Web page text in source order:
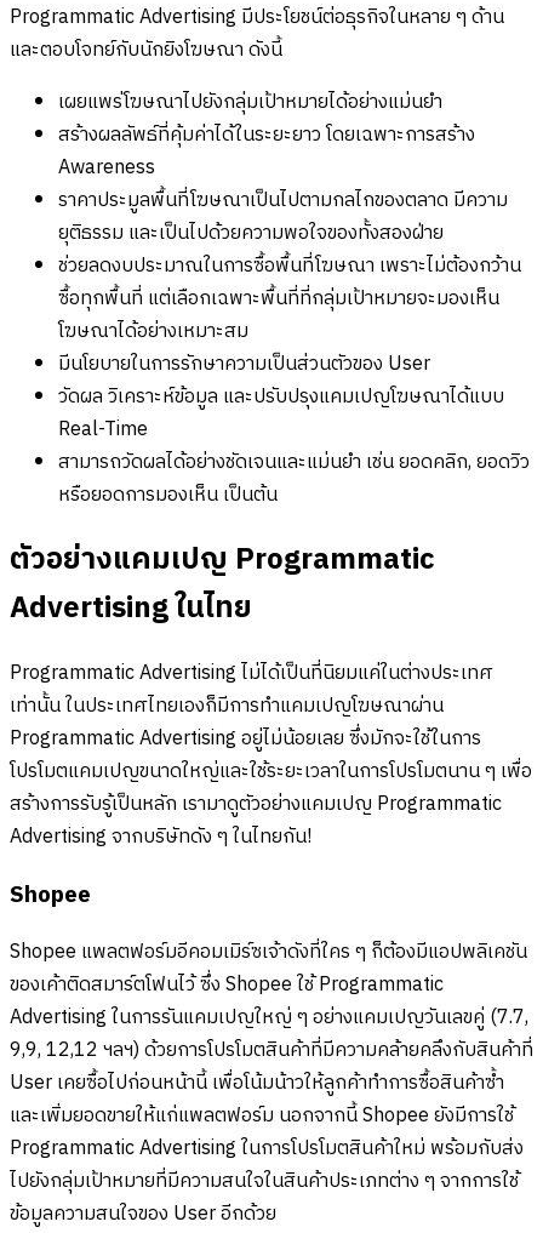
Programmatic Advertising มีประโยชน์ต่อธุรกิจในหลาย ๆ ด้าน
และตอบโจทย์กับนักยิงโฆษณา ดังนี้
เผยแพร่โฆษณาไปยังกลุ่มเป้าหมายได้อย่างแม่นยำ
สร้างผลลัพธ์ที่คุ้มค่าได้ในระยะยาว โดยเฉพาะการสร้าง
Awareness
ราคาประมูลพื้นที่โฆษณาเป็นไปตามกลไกของตลาด มีความ
ยุติธรรม และเป็นไปด้วยความพอใจของทั้งสองฝ่าย
ช่วยลดงบประมาณในการซื้อพื้นที่โฆษณา เพราะไม่ต้องกว้าน
ซื้อทุกพื้นที่ แต่เลือกเฉพาะพื้นที่ที่กลุ่มเป้าหมายจะมองเห็น
โฆษณาได้อย่างเหมาะสม
มีนโยบายในการรักษาความเป็นส่วนตัวของ User
วัดผล วิเคราะห์ข้อมูล และปรับปรุงแคมเปญโฆษณาได้แบบ
Real-Time
สามารถวัดผลได้อย่างชัดเจนและแม่นยำ เช่น ยอดคลิก, ยอดวิว
หรือยอดการมองเห็น เป็นต้น
ตัวอย่างแคมเปญ Programmatic
Advertising ในไทย
Programmatic Advertising ไม่ได้เป็นที่นิยมแค่ในต่างประเทศ
เท่านั้น ในประเทศไทยเองก็มีการทำแคมเปญโฆษณาผ่าน
Programmatic Advertising อยู่ไม่น้อยเลย ซึ่งมักจะใช้ในการ
โปรโมตแคมเปญขนาดใหญ่และใช้ระยะเวลาในการโปรโมตนาน ๆ เพื่อ
สร้างการรับรู้เป็นหลัก เรามาดูตัวอย่างแคมเปญ Programmatic
Advertising จากบริษัทดัง ๆ ในไทยกัน!
Shopee
Shopee แพลตฟอร์มอีคอมเมิร์ซเจ้าดังที่ใคร ๆ ก็ต้องมีแอปพลิเคชัน
ของเค้าติดสมาร์ตโฟนไว้ ซึ่ง Shopee ใช้ Programmatic
Advertising ในการรันแคมเปญใหญ่ ๆ อย่างแคมเปญวันเลขคู่ (7.7,
9,9, 12,12 ฯลฯ) ด้วยการโปรโมตสินค้าที่มีความคล้ายคลึงกับสินค้าที่
User เคยซื้อไปก่อนหน้านี้ เพื่อโน้มน้าวให้ลูกค้าทำการซื้อสินค้าซ้ำ
และเพิ่มยอดขายให้แก่แพลตฟอร์ม นอกจากนี้ Shopee ยังมีการใช้
Programmatic Advertising ในการโปรโมตสินค้าใหม่ พร้อมกับส่ง
ไปยังกลุ่มเป้าหมายที่มีความสนใจในสินค้าประเภทต่าง ๆ จากการใช้
ข้อมูลความสนใจของ User อีกด้วย